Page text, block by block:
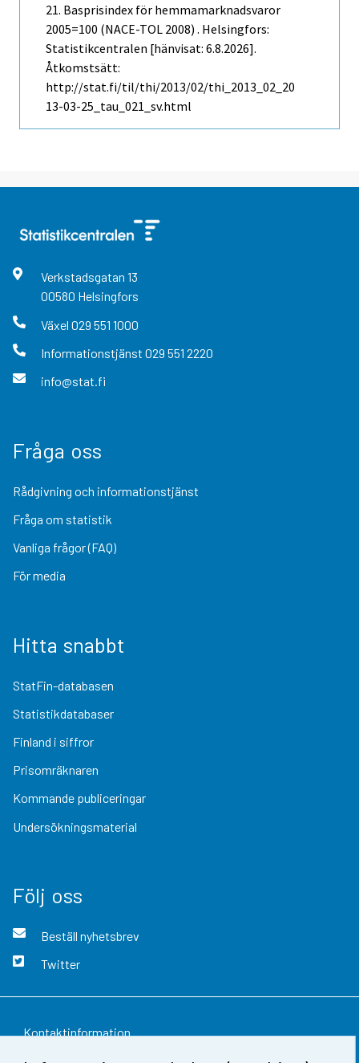
21. Basprisindex för hemmamarknadsvaror
2005=100 (NACE-TOL 2008) . Helsingfors:
Statistikcentralen [hänvisat: 6.8.2026].
Åtkomstsätt:
http://stat.fi/til/thi/2013/02/thi_2013_02_20
13-03-25_tau_021_sv.html
Verkstadsgatan 13
00580 Helsingfors
Växel 029 551 1000
Informationstjänst 029 551 2220
info@stat.fi
Fråga oss
Rådgivning och informationstjänst
Fråga om statistik
Vanliga frågor (FAQ)
För media
Hitta snabbt
StatFin-databasen
Statistikdatabaser
Finland i siffror
Prisomräknaren
Kommande publiceringar
Undersökningsmaterial
Följ oss
Beställ nyhetsbrev
Twitter
Kontaktinformation